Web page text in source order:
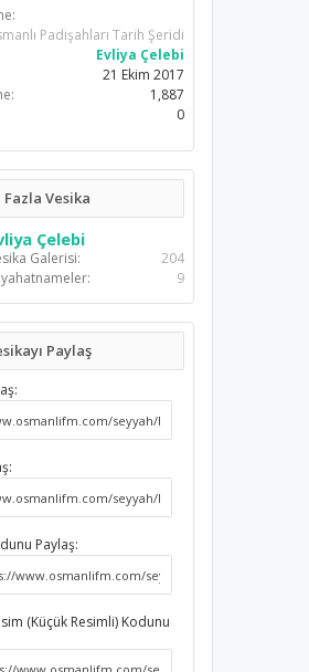
Padişahları Tarih Şeridi
Evliya Çelebi
21 Ekim 2017
1,887
0
Fazla Vesika
Çelebi
Galerisi:
204
9
Paylaş
Paylaş:
(Küçük Resimli) Kodunu